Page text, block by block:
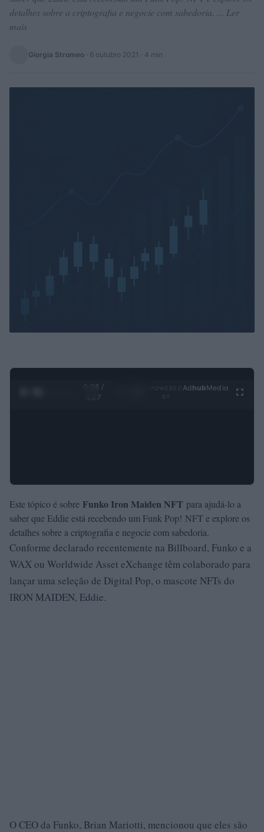
detalhes sobre a criptografia e negocie com sabedoria. ... Ler
mais
Giorgia Stromeo · 6 outubro 2021 · 4 min
0:29 /
4:27
Ad hubMedia
Este tópico é sobre Funko Iron Maiden NFT para ajudá-lo a
saber que Eddie está recebendo um Funk Pop! NFT e explore os
detalhes sobre a criptografia e negocie com sabedoria.
Conforme declarado recentemente na Billboard, Funko e a
WAX ou Worldwide Asset eXchange têm colaborado para
lançar uma seleção de Digital Pop, o mascote NFTs do
IRON MAIDEN, Eddie.
O CEO da Funko, Brian Mariotti, mencionou que eles são